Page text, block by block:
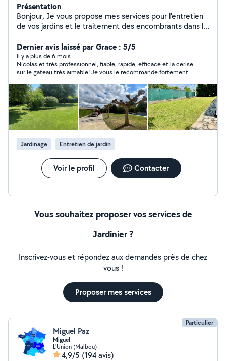
Présentation
Bonjour, Je vous propose mes services pour l'entretien
de vos jardins et le traitement des encombrants dans le
pelouse/débroussaillage Taille de haies/arbustes
Élagage/abattage Passage motoculteur Enlèvement des
déchets verts et encombrants Services + : Ramassage
de feuilles , Rangement de bois, Plantation, Arrosage,
Nettoyage , Karcher, débarras..
Dernier avis laissé par Grace : 5/5
Il y a plus de 6 mois
Nicolas et très professionnel, fiable, rapide, efficace et la cerise
sur le gateau très aimable! Je vous le recommande fortement
Jardinage Entretien de jardin
Voir le profil Contacter
Vous souhaitez proposer vos services de
Jardinier ?
Inscrivez-vous et répondez aux demandes près de chez
vous !
Proposer mes services
Particulier
Miguel Paz
Miguel
L'Union (Malbou)
4,9/5 (194 avis)